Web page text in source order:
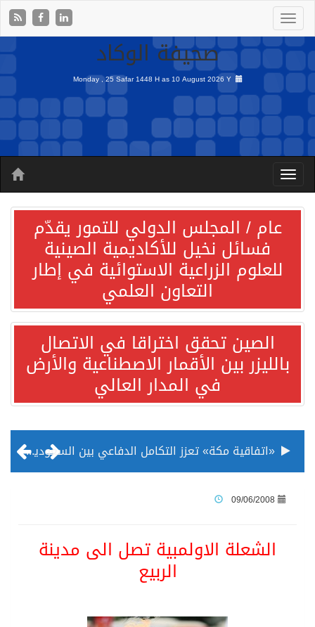
صحيفة الوكاد
Monday , 25 Safar 1448 H as10 August 2026 Y
عام / المجلس الدولي للتمور يقدّم
فسائل نخيل للأكاديمية الصينية
للعلوم الزراعية الاستوائية في إطار
التعاون العلمي
الصين تحقق اختراقا في الاتصال
بالليزر بين الأقمار الاصطناعية والأرض
في المدار العالي
«اتفاقية مكة» تعزز التكامل الدفاعي بين السعودية وتركيا وباكستان
09/06/2008
الشعلة الاولمبية تصل الى مدينة
الربيع